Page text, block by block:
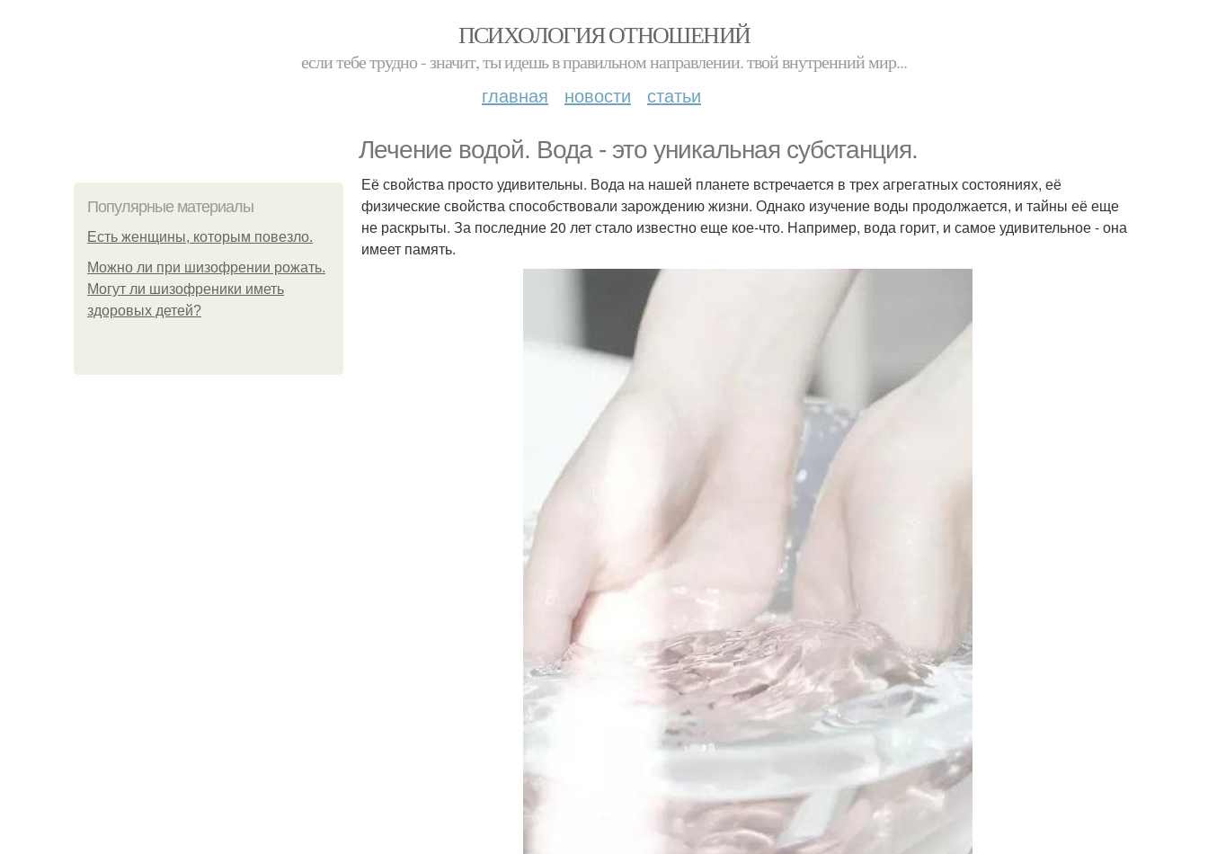
ПСИХОЛОГИЯ ОТНОШЕНИЙ
если тебе трудно - значит, ты идешь в правильном направлении. твой внутренний мир...
главная новости статьи
Лечение водой. Вода - это уникальная субстанция.
Популярные материалы
Есть женщины, которым повезло.
Можно ли при шизофрении рожать.
Могут ли шизофреники иметь
здоровых детей?
Её свойства просто удивительны. Вода на нашей планете встречается в трех агрегатных состояниях, её
физические свойства способствовали зарождению жизни. Однако изучение воды продолжается, и тайны её еще
не раскрыты. За последние 20 лет стало известно еще кое-что. Например, вода горит, и самое удивительное - она
имеет память.